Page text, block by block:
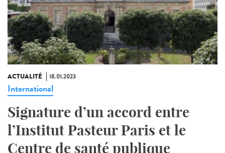
ACTUALITÉ 18.01.2023
International
Signature d’un accord entre
l’Institut Pasteur Paris et le
Centre de santé publique